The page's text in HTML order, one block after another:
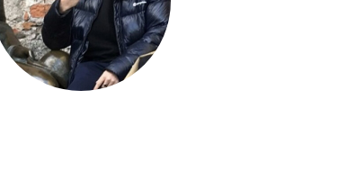
Alle veelgestelde vragen